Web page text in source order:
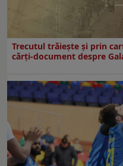
Trecutul trăiește și prin
cărți-document despre